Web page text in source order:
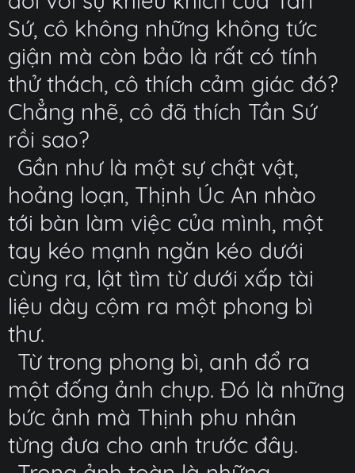
Sứ, cô không những không tức
giận mà còn bảo là rất có tính
thử thách, cô thích cảm giác đó?
Chẳng nhẽ, cô đã thích Tần Sứ
rồi sao?
Gần như là một sự chật vật,
hoảng loạn, Thịnh Úc An nhào
tới bàn làm việc của mình, một
tay kéo mạnh ngăn kéo dưới
cùng ra, lật tìm từ dưới xấp tài
liệu dày cộm ra một phong bì
thư.
Từ trong phong bì, anh đổ ra
một đống ảnh chụp. Đó là những
bức ảnh mà Thịnh phu nhân
từng đưa cho anh trước đây.